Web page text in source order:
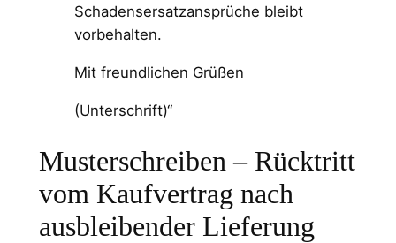
Schadensersatzansprüche bleibt
vorbehalten.
Mit freundlichen Grüßen
(Unterschrift)“
Musterschreiben – Rücktritt
vom Kaufvertrag nach
ausbleibender Lieferung